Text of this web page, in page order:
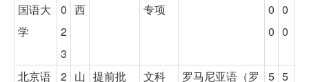
国语大
学
0
2
3
西
专项
0
0
0
0
北京语
2 山 提前批
文科
罗马尼亚语（罗
5 5